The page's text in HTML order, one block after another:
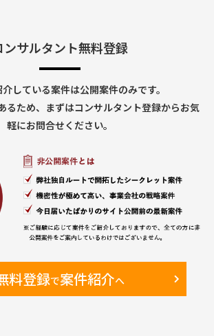
ンサルタント無料登録
している案件は公開案件のみです。
るため、まずはコンサルタント登録からお気
軽にお問合せください。
料登録で案件紹介へ